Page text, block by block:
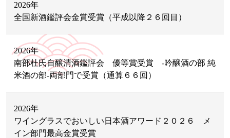
2026年
全国新酒鑑評会金賞受賞（平成以降２６回目）
2026年
南部杜氏自醸清酒鑑評会 優等賞受賞 -吟醸酒の部 純
米酒の部-両部門で受賞（通算６６回）
2026年
ワイングラスでおいしい日本酒アワード２０２６ メ
イン部門最高金賞受賞